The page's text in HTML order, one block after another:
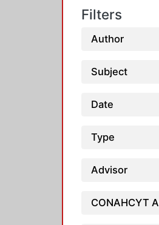
Filters
Author
Subject
Date
Type
Advisor
CONAHCYT